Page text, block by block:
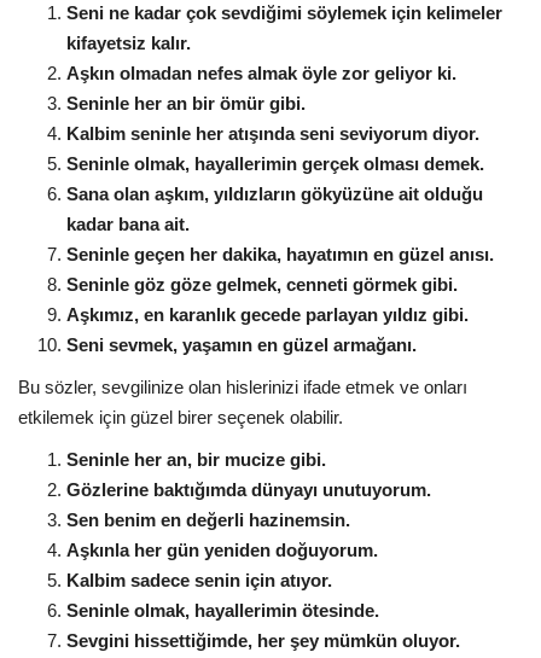
Seni ne kadar çok sevdiğimi söylemek için kelimeler
kifayetsiz kalır.
Aşkın olmadan nefes almak öyle zor geliyor ki.
Seninle her an bir ömür gibi.
Kalbim seninle her atışında seni seviyorum diyor.
Seninle olmak, hayallerimin gerçek olması demek.
Sana olan aşkım, yıldızların gökyüzüne ait olduğu
kadar bana ait.
Seninle geçen her dakika, hayatımın en güzel anısı.
Seninle göz göze gelmek, cenneti görmek gibi.
Aşkımız, en karanlık gecede parlayan yıldız gibi.
Seni sevmek, yaşamın en güzel armağanı.
Bu sözler, sevgilinize olan hislerinizi ifade etmek ve onları
etkilemek için güzel birer seçenek olabilir.
Seninle her an, bir mucize gibi.
Gözlerine baktığımda dünyayı unutuyorum.
Sen benim en değerli hazinemsin.
Aşkınla her gün yeniden doğuyorum.
Kalbim sadece senin için atıyor.
Seninle olmak, hayallerimin ötesinde.
Sevgini hissettiğimde, her şey mümkün oluyor.